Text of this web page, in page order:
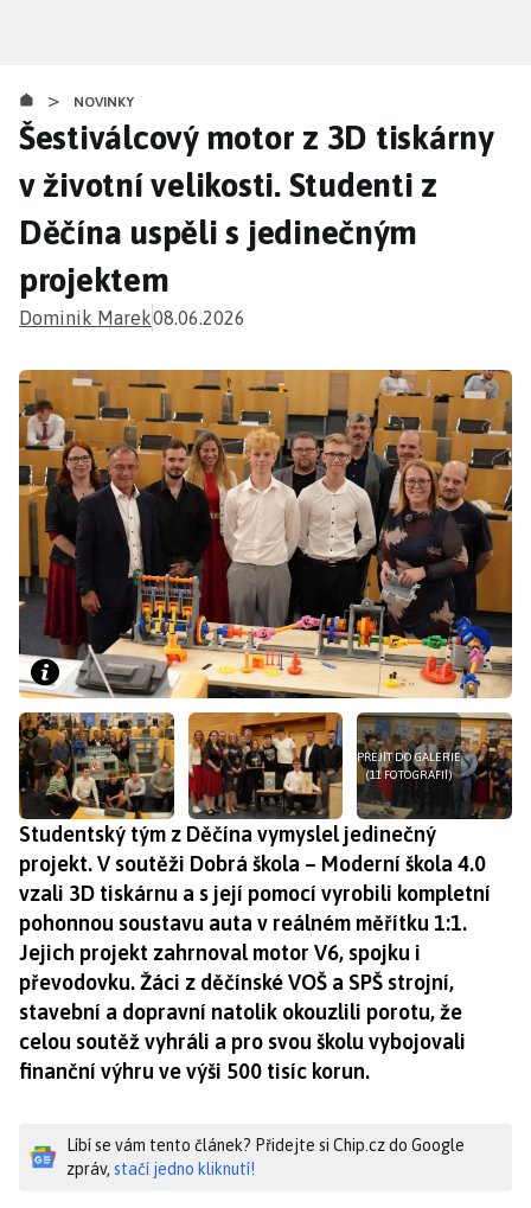
obsahu
> NOVINKY
Šestiválcový motor z 3D tiskárny
v životní velikosti. Studenti z
Děčína uspěli s jedinečným
projektem
Dominik Marek08.06.2026
PŘEJÍT DO GALERIE
(11 FOTOGRAFIÍ)
Studentský tým z Děčína vymyslel jedinečný
projekt. V soutěži Dobrá škola – Moderní škola 4.0
vzali 3D tiskárnu a s její pomocí vyrobili kompletní
pohonnou soustavu auta v reálném měřítku 1:1.
Jejich projekt zahrnoval motor V6, spojku i
převodovku. Žáci z děčínské VOŠ a SPŠ strojní,
stavební a dopravní natolik okouzlili porotu, že
celou soutěž vyhráli a pro svou školu vybojovali
finanční výhru ve výši 500 tisíc korun.
Líbí se vám tento článek? Přidejte si Chip.cz do Google
zpráv, stačí jedno kliknutí!